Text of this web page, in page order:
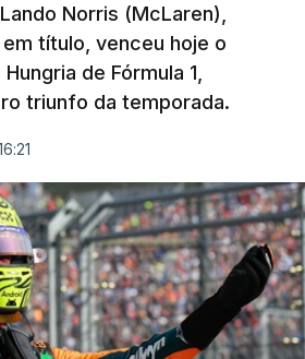
Norris (McLaren),
título, venceu hoje o
de Fórmula 1,
triunfo da temporada.